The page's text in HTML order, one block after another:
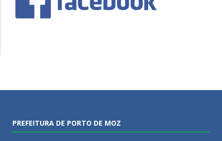
PREFEITURA DE PORTO DE MOZ